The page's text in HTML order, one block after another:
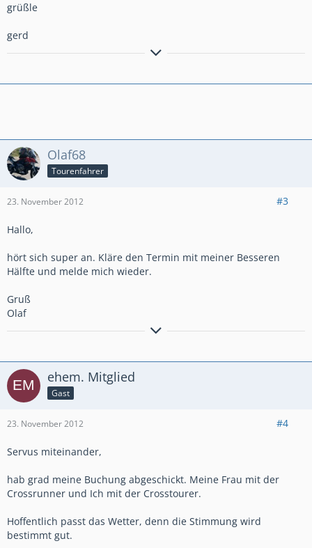
grüßle
gerd
Bremsen macht die Felge dreckig!!!!!!!!!!!
Anders gesagt: Bremsen ist die Umwandlung hochwertiger
Olaf68
Tourenfahrer
23. November 2012 #3
Hallo,
hört sich super an. Kläre den Termin mit meiner Besseren
Hälfte und melde mich wieder.
Gruß
Olaf
BMW, nein danke
ehem. Mitglied
Gast
23. November 2012 #4
Servus miteinander,
hab grad meine Buchung abgeschickt. Meine Frau mit der
Crossrunner und Ich mit der Crosstourer.
Hoffentlich passt das Wetter, denn die Stimmung wird
bestimmt gut.